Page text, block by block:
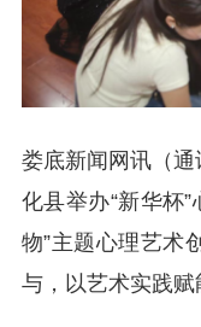
娄底新闻网讯（
化县举办“新华杯
物”主题心理艺术
与，以艺术实践赋